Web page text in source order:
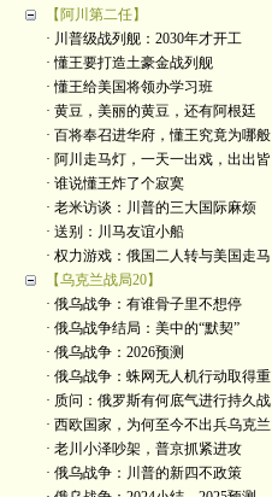
【阿川第二任】
· 川普级战列舰：2030年才开工
· 懂王要打造土豪金战列舰
· 懂王给美国将领办学习班
· 黄豆，美丽的黄豆，还有阿根廷
· 百将奉召进华府，懂王究竟为哪般
· 阿川走马灯，一天一出戏，出出皆
· 谁说懂王炸了个寂寞
· 老米访谈：川普的三大国际麻烦
· 送别：川马友谊小船
· 权力游戏：俄国二人转与美国走马
【乌克兰战局20】
· 俄乌战争：有谁骨子里不想停
· 俄乌战争结局：美中的“默契”
· 俄乌战争：2026预测
· 俄乌战争：蛛网无人机行动取得重
· 质问：俄罗斯有何底气进行持久战
· 西欧国家，为何至今不出兵乌克兰
· 老川小泽吵架，普京抓紧进攻
· 俄乌战争：川普的新四不政策